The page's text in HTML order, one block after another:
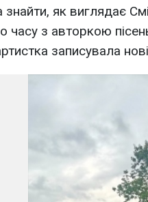
як виглядає
часу з авторкою
записувала